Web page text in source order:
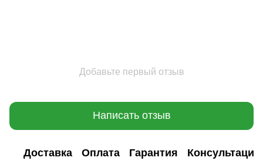
Добавьте первый отзыв
Написать отзыв
Доставка Оплата Гарантия Консультация